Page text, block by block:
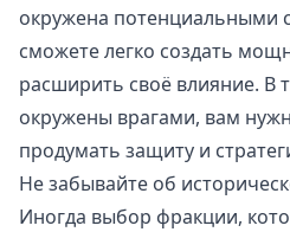
окружена потенциальными
сможете легко создать
расширить своё влияние. В
окружены врагами, вам
продумать защиту и
Не забывайте об
Иногда выбор фракции,